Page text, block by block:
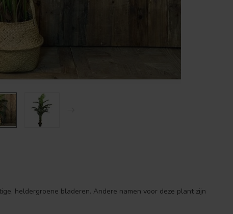
heldergroene bladeren. Andere namen voor deze plant zijn